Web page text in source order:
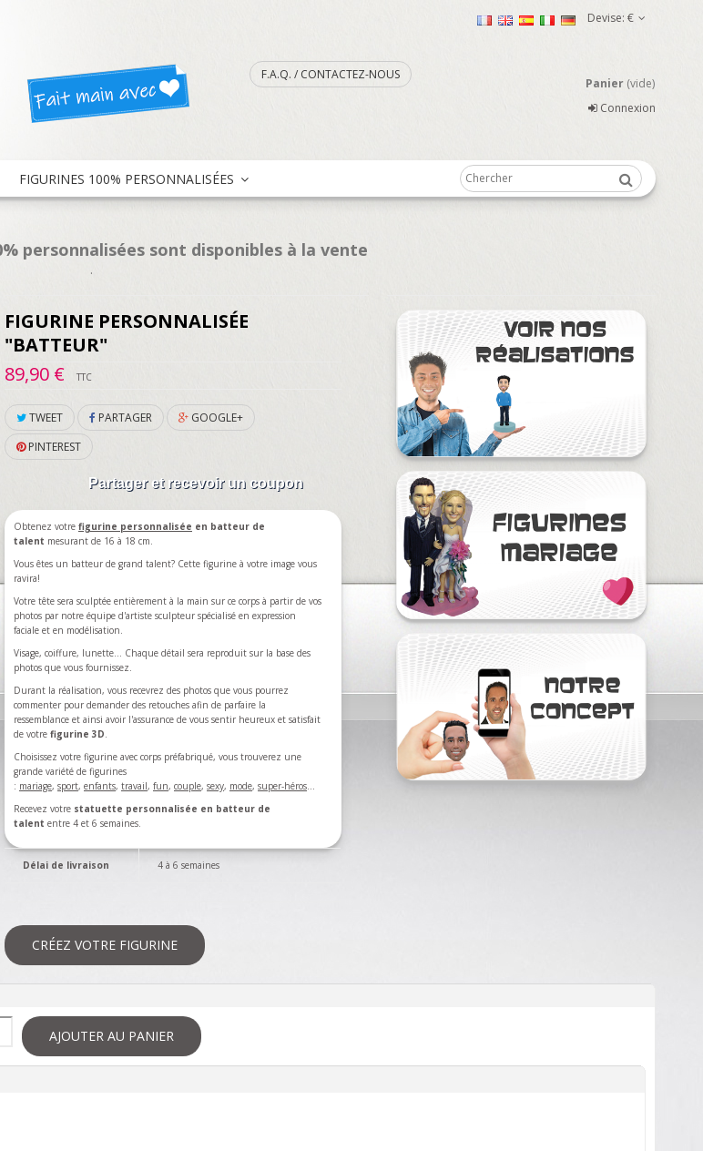
Devise: €
F.A.Q. / CONTACTEZ-NOUS
Panier (vide)
Connexion
FIGURINES 100% PERSONNALISÉES
personnalisées sont disponibles à la vente
.
FIGURINE PERSONNALISÉE
"BATTEUR"
89,90 €
TTC
TWEET PARTAGER
GOOGLE+
PINTEREST
Partager et recevoir un coupon
Obtenez votre figurine personnalisée en batteur de
talent mesurant de 16 à 18 cm.
Vous êtes un batteur de grand talent? Cette figurine à votre image vous
ravira!
Votre tête sera sculptée entièrement à la main sur ce corps à partir de vos
photos par notre équipe d'artiste sculpteur spécialisé en expression
faciale et en modélisation.
Visage, coiffure, lunette... Chaque détail sera reproduit sur la base des
photos que vous fournissez.
Durant la réalisation, vous recevrez des photos que vous pourrez
commenter pour demander des retouches afin de parfaire la
ressemblance et ainsi avoir l'assurance de vous sentir heureux et satisfait
de votre figurine 3D.
Choisissez votre figurine avec corps préfabriqué, vous trouverez une
grande variété de figurines
: mariage, sport, enfants, travail, fun, couple, sexy, mode, super-héros…
Recevez votre statuette personnalisée en batteur de
talent entre 4 et 6 semaines.
Délai de livraison 4 à 6 semaines
CRÉEZ VOTRE FIGURINE
AJOUTER AU PANIER